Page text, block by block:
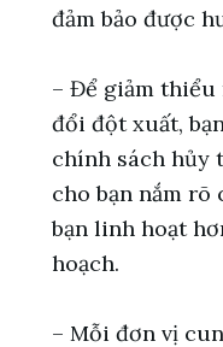
đảm bảo được
– Để giảm
đổi đột xuất,
chính sách hủy
cho bạn nắm rõ
bạn linh hoạt
hoạch.
– Mỗi đơn vị